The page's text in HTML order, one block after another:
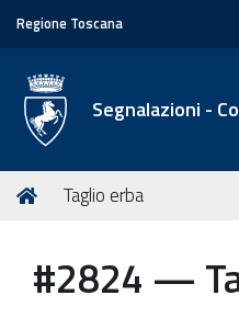
Regione Toscana
Segnalazioni -
T
Home
Taglio erba
#2824 —